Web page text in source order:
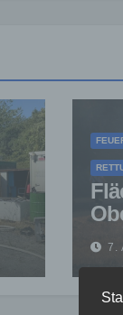
auf
7.